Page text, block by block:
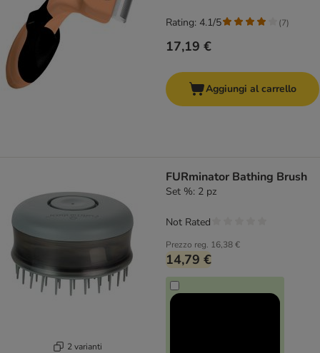
17,19 €
Rating: 4.1/5 (7)
Aggiungi al carrello
2 varianti
FURminator Bathing Brush
Set %: 2 pz
Prezzo reg. 16,38 €
14,79 €
Not Rated